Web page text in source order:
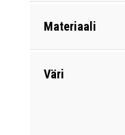
Materiaali
Väri